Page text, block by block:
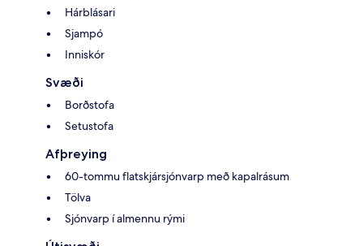
Hárblásari
Sjampó
Inniskór
Svæði
Borðstofa
Setustofa
Afþreying
60-tommu flatskjársjónvarp með kapalrásum
Tölva
Sjónvarp í almennu rými